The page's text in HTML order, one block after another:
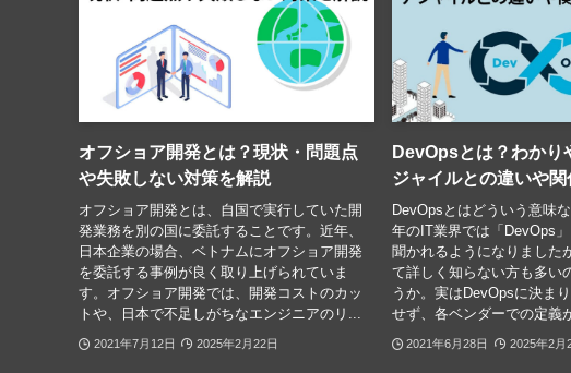
オフショア開発とは？現状・問題点
や失敗しない対策を解説
オフショア開発とは、自国で実行していた開
発業務を別の国に委託することです。近年、
日本企業の場合、ベトナムにオフショア開発
を委託する事例が良く取り上げられていま
す。オフショア開発では、開発コストのカッ
トや、日本で不足しがちなエンジニアのリ...
2021年7月12日 2025年2月22日
DevOpsとは？わかり
ジャイルとの違いや関
DevOpsとはどういう意味
年のIT業界では「DevOps
聞かれるようになりました
て詳しく知らない方も多い
うか。実はDevOpsに決ま
せず、各ベンダーでの定義
2021年6月28日 2025年2月